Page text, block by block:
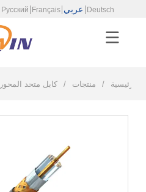
Русский Français عربي Deutsch
الرئيسية / منتجات / كابل متحد المحور